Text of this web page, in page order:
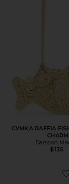
СУМКА RAFFIA
CHARM
Damson
$135